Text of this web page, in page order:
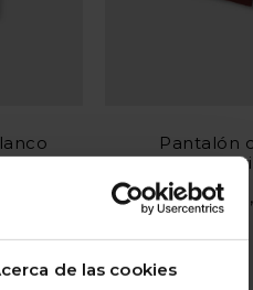
de las cookies
5
Pantalón